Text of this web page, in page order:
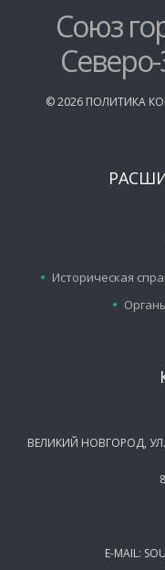
Союз
©2026 ПОЛИТИКА
Историческая
ВЕЛИКИЙ НОВГОРОД,
E-MAIL: